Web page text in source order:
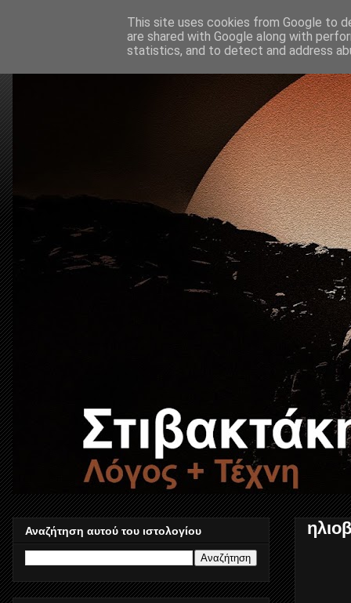
Αναζήτηση αυτού του ιστολογίου
This site uses cookies from Google to
are shared with Google along with
statistics, and to detect and address